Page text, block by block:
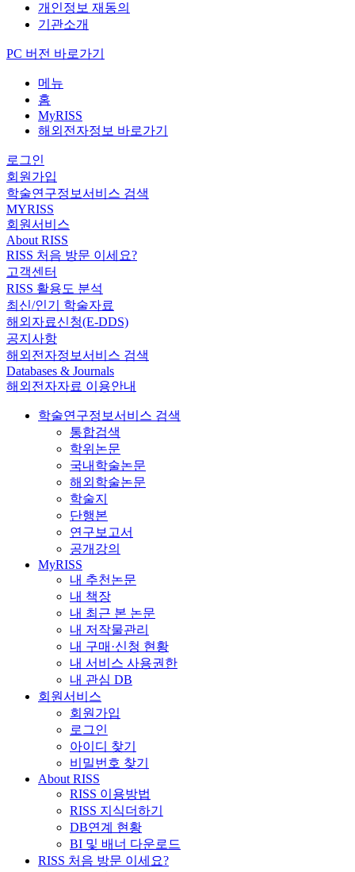
개인정보 재동의
기관소개
PC 버전 바로가기
메뉴
홈
MyRISS
해외전자정보 바로가기
로그인
회원가입
학술연구정보서비스 검색
MYRISS
회원서비스
About RISS
RISS 처음 방문 이세요?
고객센터
RISS 활용도 분석
최신/인기 학술자료
해외자료신청(E-DDS)
공지사항
해외전자정보서비스 검색
Databases & Journals
해외전자자료 이용안내
학술연구정보서비스 검색
통합검색
학위논문
국내학술논문
해외학술논문
학술지
단행본
연구보고서
공개강의
MyRISS
내 추천논문
내 책장
내 최근 본 논문
내 저작물관리
내 구매·신청 현황
내 서비스 사용권한
내 관심 DB
회원서비스
회원가입
로그인
아이디 찾기
비밀번호 찾기
About RISS
RISS 이용방법
RISS 지식더하기
DB연계 현황
BI 및 배너 다운로드
RISS 처음 방문 이세요?